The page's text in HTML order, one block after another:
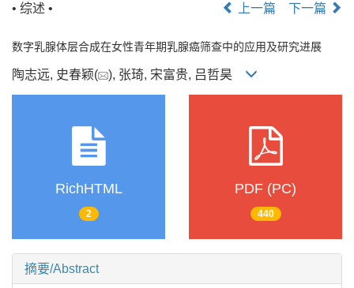
• 综述 •
上一篇 下一篇
数字乳腺体层合成在女性青年期乳腺癌筛查中的应用及研究进展
陶志远, 史春颖( ), 张琦, 宋富贵, 吕哲昊
RichHTML
2
PDF (PC)
440
摘要/Abstract